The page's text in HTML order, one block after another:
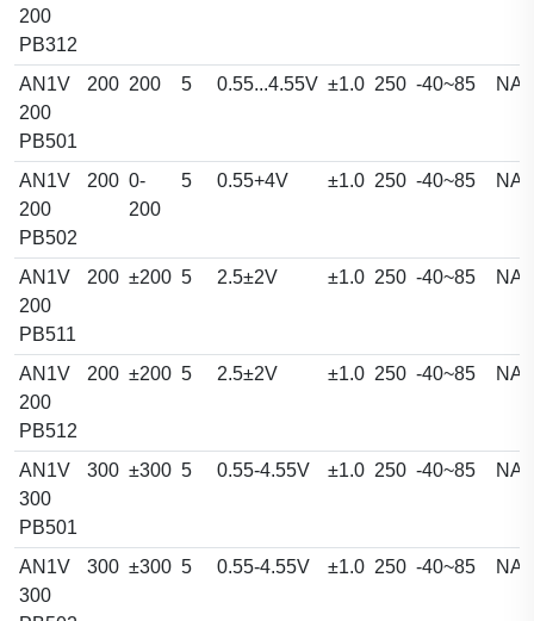
200
PB312
AN1V
200
PB501
200 200 5 0.55...4.55V ±1.0 250 -40~85 NA
AN1V
200
PB502
200 0-
200
5 0.55+4V ±1.0 250 -40~85 NA
AN1V
200
PB511
200 ±200 5 2.5±2V ±1.0 250 -40~85 NA
AN1V
200
PB512
200 ±200 5 2.5±2V ±1.0 250 -40~85 NA
AN1V
300
PB501
300 ±300 5 0.55-4.55V ±1.0 250 -40~85 NA
AN1V
300
300 ±300 5 0.55-4.55V ±1.0 250 -40~85 NA